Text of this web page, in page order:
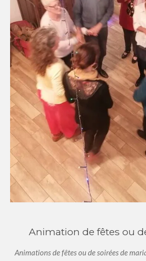
Animation de fêtes ou
Animations de fêtes ou de soirées de